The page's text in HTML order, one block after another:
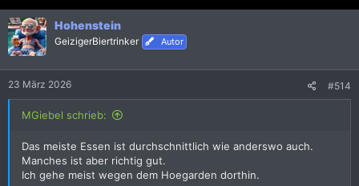
e
l
l
e
e
l
l
t
Hohenstein
GeizigerBiertrinker Autor
23 März 2026 #514
MGiebel schrieb:
Das meiste Essen ist durchschnittlich wie anderswo auch.
Manches ist aber richtig gut.
Ich gehe meist wegen dem Hoegarden dorthin.